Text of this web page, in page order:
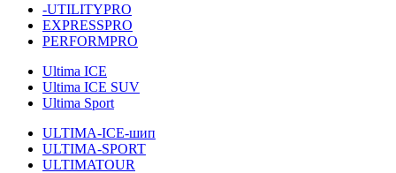
-UTILITYPRO
EXPRESSPRO
PERFORMPRO
Ultima ICE
Ultima ICE SUV
Ultima Sport
ULTIMA-ICE-шип
ULTIMA-SPORT
ULTIMATOUR